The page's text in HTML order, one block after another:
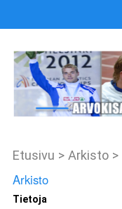
Etusivu > Arkisto >
Arkisto
Tietoja